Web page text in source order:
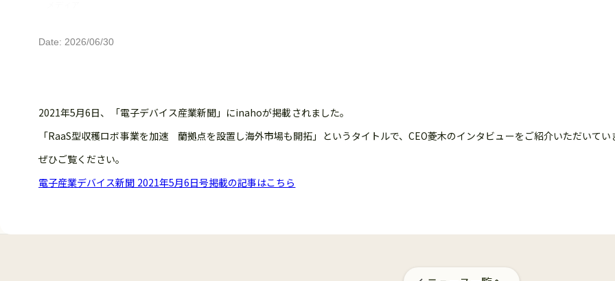
Date: 2026/06/30
2021年5月6日、「電子デバイス産業新聞」にinahoが掲載されました。
「RaaS型収穫ロボ事業を加速 蘭拠点を設置し海外市場も開拓」というタイトルで、CEO菱木のインタビューをご紹介いただいてい
ぜひご覧ください。
電子産業デバイス新聞 2021年5月6日号掲載の記事はこちら